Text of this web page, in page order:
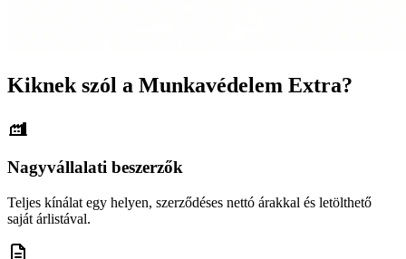
Kiknek szól a Munkavédelem Extra?
Nagyvállalati beszerzők
Teljes kínálat egy helyen, szerződéses nettó árakkal és letölthető
saját árlistával.